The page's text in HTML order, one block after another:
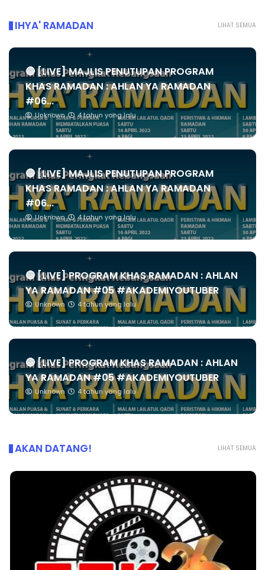
LIHAT SEMUA
IHYA' RAMADAN
🔴 [LIVE] MAJLIS PENUTUPAN PROGRAM
KHAS RAMADAN : AHLAN YA RAMADAN
#06...
Unknown 4 tahun yang lalu
🔴 [LIVE] MAJLIS PENUTUPAN PROGRAM
KHAS RAMADAN : AHLAN YA RAMADAN
#06...
Unknown 4 tahun yang lalu
🔴 [LIVE] PROGRAM KHAS RAMADAN : AHLAN
YA RAMADAN #05 #AKADEMIYOUTUBER
Unknown 4 tahun yang lalu
🔴 [LIVE] PROGRAM KHAS RAMADAN : AHLAN
YA RAMADAN #05 #AKADEMIYOUTUBER
Unknown 4 tahun yang lalu
LIHAT SEMUA
AKAN DATANG!